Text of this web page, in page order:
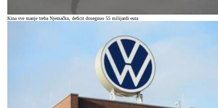
Kina sve manje treba Njemačku, deficit dosegnuo 55 milijardi eura